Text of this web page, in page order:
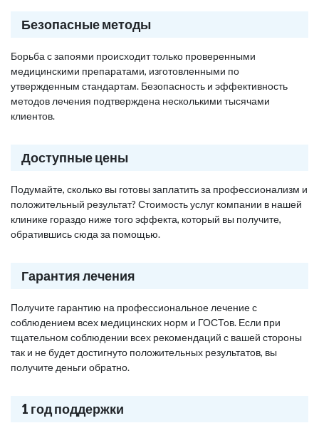
Безопасные методы
Борьба с запоями происходит только проверенными
медицинскими препаратами, изготовленными по
утвержденным стандартам. Безопасность и эффективность
методов лечения подтверждена несколькими тысячами
клиентов.
Доступные цены
Подумайте, сколько вы готовы заплатить за профессионализм и
положительный результат? Стоимость услуг компании в нашей
клинике гораздо ниже того эффекта, который вы получите,
обратившись сюда за помощью.
Гарантия лечения
Получите гарантию на профессиональное лечение с
соблюдением всех медицинских норм и ГОСТов. Если при
тщательном соблюдении всех рекомендаций с вашей стороны
так и не будет достигнуто положительных результатов, вы
получите деньги обратно.
1 год поддержки